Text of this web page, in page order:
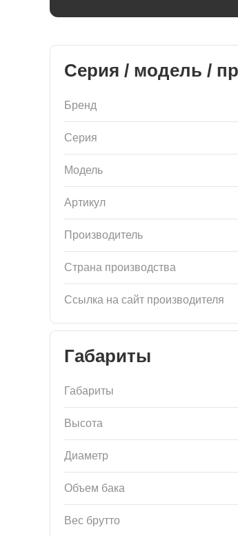
Серия / модель /
Бренд
Серия
Модель
Артикул
Производитель
Страна производства
Ссылка на сайт производителя
Габариты
Габариты
Высота
Диаметр
Объем бака
Вес брутто